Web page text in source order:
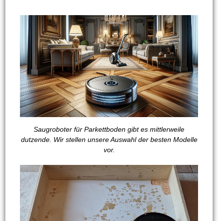
Saugroboter für Parkettboden gibt es mittlerweile
dutzende. Wir stellen unsere Auswahl der besten Modelle
vor.